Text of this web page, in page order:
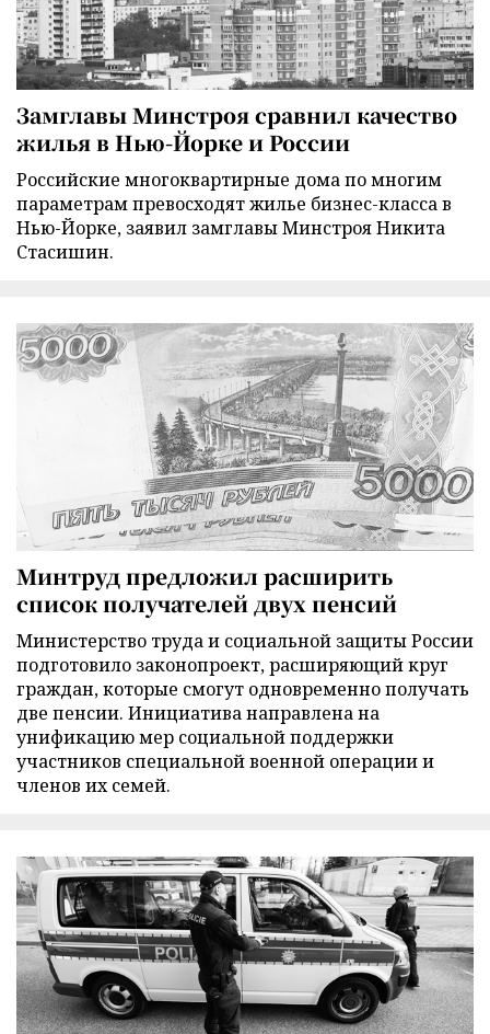
Замглавы Минстроя сравнил качество
жилья в Нью-Йорке и России
Российские многоквартирные дома по многим
параметрам превосходят жилье бизнес-класса в
Нью-Йорке, заявил замглавы Минстроя Никита
Стасишин.
Минтруд предложил расширить
список получателей двух пенсий
Министерство труда и социальной защиты России
подготовило законопроект, расширяющий круг
граждан, которые смогут одновременно получать
две пенсии. Инициатива направлена на
унификацию мер социальной поддержки
участников специальной военной операции и
членов их семей.